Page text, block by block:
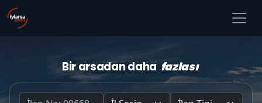
Bir arsadan daha fazlası